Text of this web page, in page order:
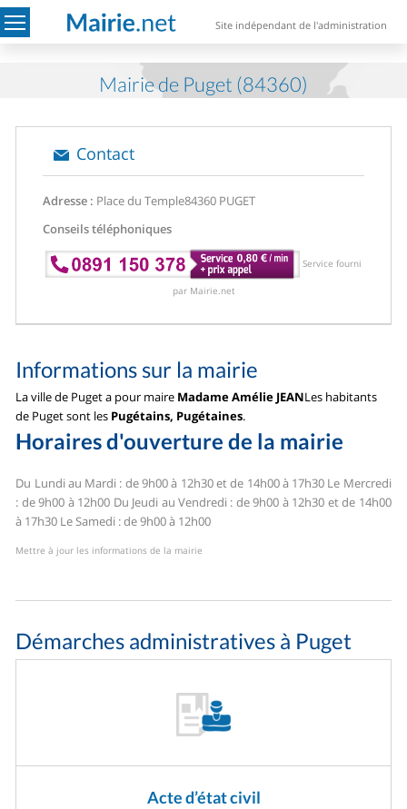
Site indépendant de l'administration
Mairie de Puget (84360)
Contact
Adresse : Place du Temple84360 PUGET
Conseils téléphoniques
Service fourni
par Mairie.net
Informations sur la mairie
La ville de Puget a pour maire Madame Amélie JEANLes habitants
de Puget sont les Pugétains, Pugétaines.
Horaires d'ouverture de la mairie
Du Lundi au Mardi : de 9h00 à 12h30 et de 14h00 à 17h30 Le Mercredi
: de 9h00 à 12h00 Du Jeudi au Vendredi : de 9h00 à 12h30 et de 14h00
à 17h30 Le Samedi : de 9h00 à 12h00
Mettre à jour les informations de la mairie
Démarches administratives à Puget
Acte d’état civil